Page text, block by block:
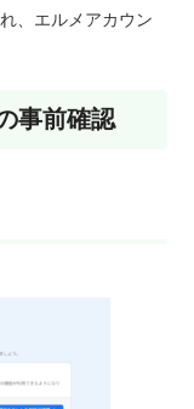
、エルメアカウン
事前確認